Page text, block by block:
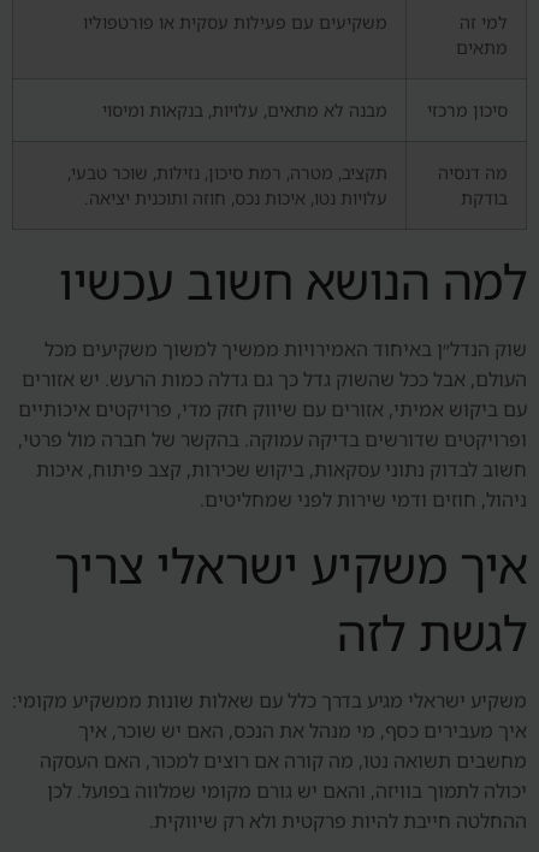
למי זה
מתאים
משקיעים עם פעילות עסקית או פורטפוליו
סיכון מרכזי מבנה לא מתאים, עלויות, בנקאות ומיסוי
מה דנסיה
בודקת
תקציב, מטרה, רמת סיכון, נזילות, שוכר טבעי,
עלויות נטו, איכות נכס, חוזה ותוכנית יציאה.
למה הנושא חשוב עכשיו
שוק הנדל״ן באיחוד האמירויות ממשיך למשוך משקיעים מכל
העולם, אבל ככל שהשוק גדל כך גם גדלה כמות הרעש. יש אזורים
עם ביקוש אמיתי, אזורים עם שיווק חזק מדי, פרויקטים איכותיים
ופרויקטים שדורשים בדיקה עמוקה. בהקשר של חברה מול פרטי,
חשוב לבדוק נתוני עסקאות, ביקוש שכירות, קצב פיתוח, איכות
ניהול, חוזים ודמי שירות לפני שמחליטים.
איך משקיע ישראלי צריך
לגשת לזה
משקיע ישראלי מגיע בדרך כלל עם שאלות שונות ממשקיע מקומי:
איך מעבירים כסף, מי מנהל את הנכס, האם יש שוכר, איך
מחשבים תשואה נטו, מה קורה אם רוצים למכור, האם העסקה
יכולה לתמוך בוויזה, והאם יש גורם מקומי שמלווה בפועל. לכן
ההחלטה חייבת להיות פרקטית ולא רק שיווקית.